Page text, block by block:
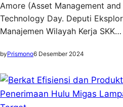
Amore (Asset Management
Technology Day. Deputi
Manajemen Wilayah Kerja SKK…
byPrismono6 Desember 2024